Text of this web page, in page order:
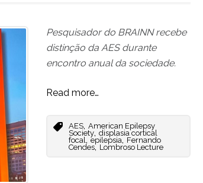
Pesquisador do BRAINN recebe
distinção da AES durante
encontro anual da sociedade.
Read more…
AES, American Epilepsy
Society, displasia cortical
focal, epilepsia, Fernando
Cendes, Lombroso Lecture